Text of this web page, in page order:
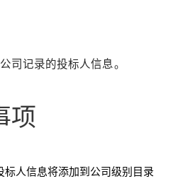
司记录的投标人信息。
项
人信息将添加到公司级别目录